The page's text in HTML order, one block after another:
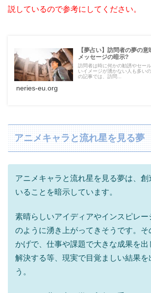
説しているので参考にしてください。
【夢占い】訪問者の夢の
メッセージの暗示?
訪問者は時に何かの勧誘やセー
いイメージが湧かない人も多い
の記事では、訪問...
neries-eu.org
アニメキャラと流れ星を見る夢
アニメキャラと流れ星を見る夢は、創
いることを暗示しています。
素晴らしいアイディアやインスピレー
のように湧き上がってきそうです。そ
かげで、仕事や課題で大きな成果を出
解決する等、現実で目覚ましい結果を
う。